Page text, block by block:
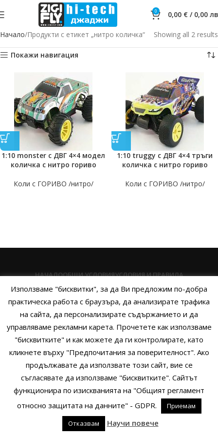
0 0,00 € / 0,00
Начало Продукти с етикет „нитро количка“ Showing all 2 results
Покажи навигация
1:10 monster с ДВГ 4×4 модел
количка с нитро гориво
Коли с ГОРИВО /нитро/
1:10 truggy с ДВГ 4×4 тръги
количка с нитро гориво
Коли с ГОРИВО /нитро/
НАЧАЛООБЩИ УСЛОВИЯУСЛОВИЯ И ПРАВИЛА
ПОЛИТИКА НА БИСКВИТКИТЕПОЛИТИКА ЗА ПОВЕРИТЕЛНОСТ
НАЧИНИ НА ПЛАЩАНЕИЗПРАТЕТЕ ЗАПИТВАНЕ
Copyright © 2014 - 2024 Zigifly.com — Developed byWe Work With
You
Използваме "бисквитки", за да Ви предложим по-добра
практическа работа с браузъра, да анализирате трафика
на сайта, да персонализирате съдържанието и да
управляваме рекламни карета. Прочетете как използваме
"бисквитките" и как можете да ги контролирате, като
кликнете върху "Предпочитания за поверителност". Ако
продължавате да използвате този сайт, вие се
съгласявате да използваме "бисквитките". Сайтът
функционира по изискванията на "Общият регламент
относно защитата на данните" - GDPR.
Приемам
Отказвам
Научи повече